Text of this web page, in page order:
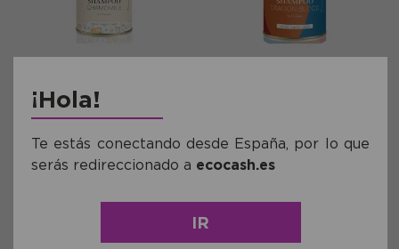
Champú en Polvo para Niños
Manzanilla Eliah Sahil Bio 100g
14,54€ 14,54€
¡Hola!
Te estás conectando desde España, por lo que
serás redireccionado a ecocash.es
IR